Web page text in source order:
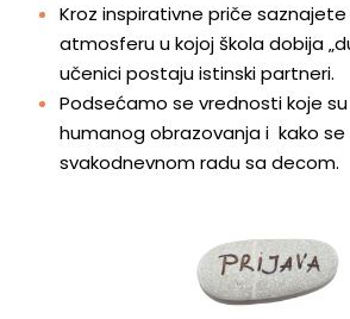
Kroz inspirativne priče
atmosferu u kojoj škola dobija
učenici postaju istinski partneri.
Podsećamo se vrednosti koje
humanog obrazovanja i kako
svakodnevnom radu sa decom.